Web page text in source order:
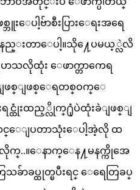
ေပါ့ဗ်ာစီးပြားေရးအရေ
ည္းတာေပါ့။သို႔ေပမယ့္လဲလိ
ာသလိုထုံး ေဖာက္တာကေရ
ျဖစ္ျဖစ္ေရတစ္ဝက္ေ
ထုံးထည့္လိုက္႐ုံပဲထုံးခဲျဖစ္ျ
အဆင္ေျပတာသုံးေပါ့အဲ့လို ထ
လိုက္..။ေနာက္ေန႔မနက္ကိုအေ
ခပ္ထုတ္ၿပီးရင္ ေရေတြခပ္